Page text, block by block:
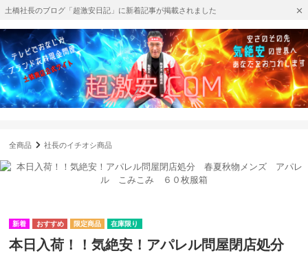
土橋社長のブログ「超激安日記」に新着記事が掲載されました
全商品 社長のイチオシ商品
在庫限り
本日入荷！！気絶安！アパレル問屋閉店処分